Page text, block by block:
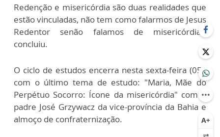
Redenção e misericórdia são duas realidades que
estão vinculadas, não tem como falarmos de Jesus
Redentor senão falamos de misericórdia",
concluiu.
O ciclo de estudos encerra nesta sexta-feira (05),
com o último tema de estudo: "Maria, Mãe do
Perpétuo Socorro: Ícone da misericórdia" com o
padre José Grzywacz da vice-província da Bahia e
almoço de confraternização.